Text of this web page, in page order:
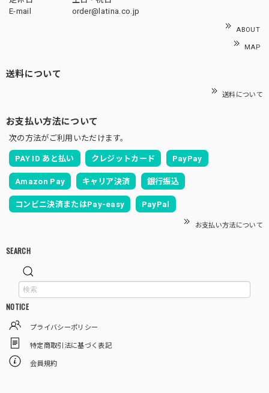
E-mail
order@latina.co.jp
ABOUT
MAP
送料について
送料について
お支払い方法について
次の方法がご利用いただけます。
PAY ID あと払い クレジットカード PayPay
Amazon Pay キャリア決済 銀行振込
コンビニ決済またはPay-easy PayPal
お支払い方法について
SEARCH
NOTICE
プライバシーポリシー
特定商取引法に基づく表記
会員規約